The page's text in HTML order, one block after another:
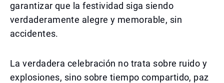
garantizar que la festividad siga siendo
verdaderamente alegre y memorable, sin
accidentes.
La verdadera celebración no trata sobre ruido y
explosiones, sino sobre tiempo compartido, paz